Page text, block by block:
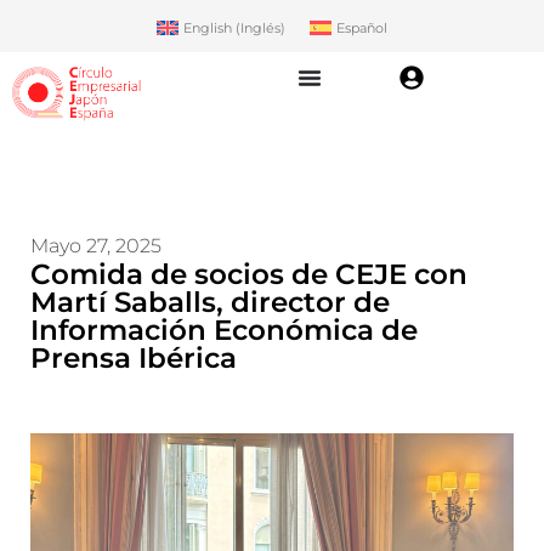
English (Inglés) Español
Mayo 27, 2025
Comida de socios de CEJE con
Martí Saballs, director de
Información Económica de
Prensa Ibérica